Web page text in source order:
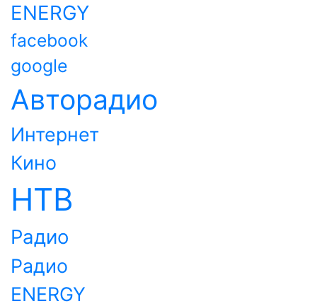
ENERGY
facebook
google
Авторадио
Интернет
Кино
НТВ
Радио
Радио
ENERGY